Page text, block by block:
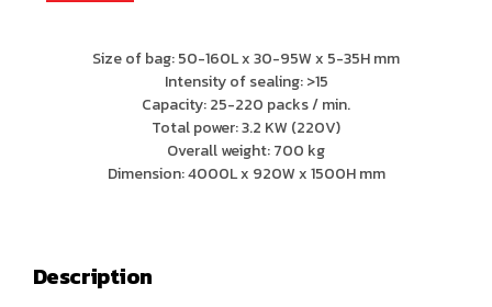
Size of bag: 50-160L x 30-95W x 5-35H mm
Intensity of sealing: >15
Capacity: 25-220 packs / min.
Total power: 3.2 KW (220V)
Overall weight: 700 kg
Dimension: 4000L x 920W x 1500H mm
Description